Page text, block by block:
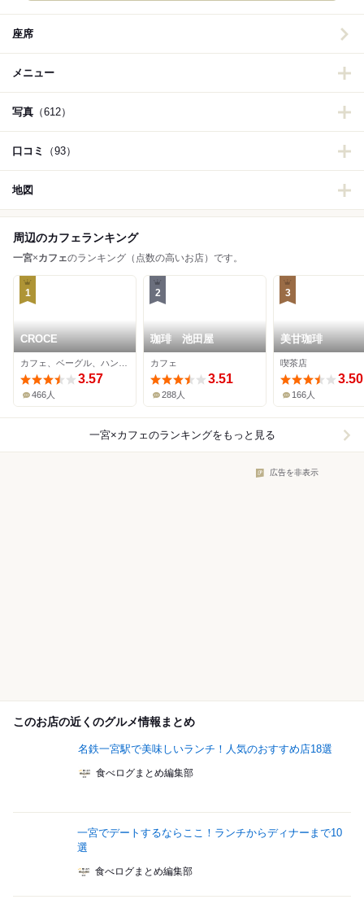
座席
メニュー
写真 （612）
口コミ （93）
地図
周辺のカフェランキング
一宮×カフェのランキング（点数の高いお店）です。
1
CROCE
3.57
466人
2
珈琲 池田屋
カフェ
3.51
288人
3
美甘珈琲
喫茶店
3.50
166人
一宮×カフェのランキングをもっと見る
広告を非表示
このお店の近くのグルメ情報まとめ
名鉄一宮駅で美味しいランチ！人気のおすすめ店18選
食べログまとめ編集部
一宮でデートするならここ！ランチからディナーまで10
選
食べログまとめ編集部